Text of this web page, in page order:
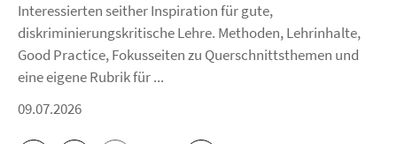
Interessierten seither Inspiration für gute,
diskriminierungskritische Lehre. Methoden, Lehrinhalte,
Good Practice, Fokusseiten zu Querschnittsthemen und
eine eigene Rubrik für ...
09.07.2026